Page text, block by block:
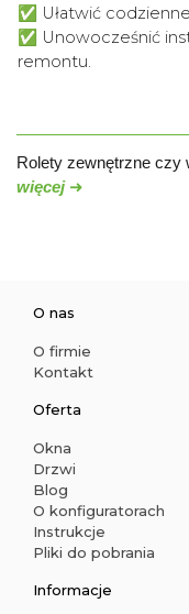
✅ Ułatwić
✅ Unowocześnić
remontu.
Rolety zewnętrzne czy
więcej ➜
O nas
O firmie
Kontakt
Oferta
Okna
Drzwi
Blog
O konfiguratorach
Instrukcje
Pliki do pobrania
Informacje